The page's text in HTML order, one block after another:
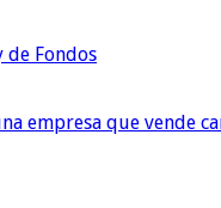
Fondos
empresa que vende